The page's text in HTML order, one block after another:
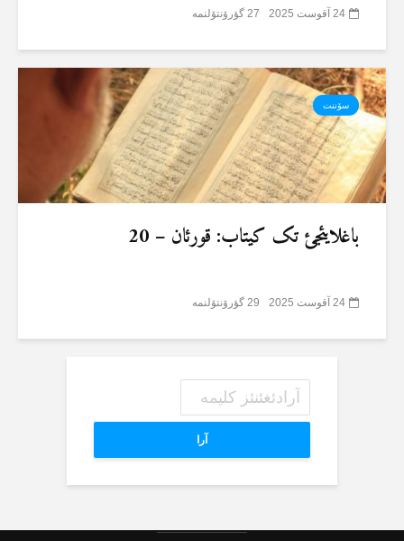
24 آقوست 2025 27 گؤرۆنتۆلنمە
سۆننت
باغلایئجئ تک کیتاب: قورئان – 20
24 آقوست 2025 29 گؤرۆنتۆلنمە
آرا